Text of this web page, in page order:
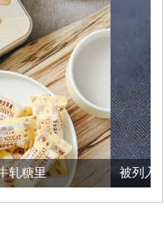
被列入佛家七宝的它到底有